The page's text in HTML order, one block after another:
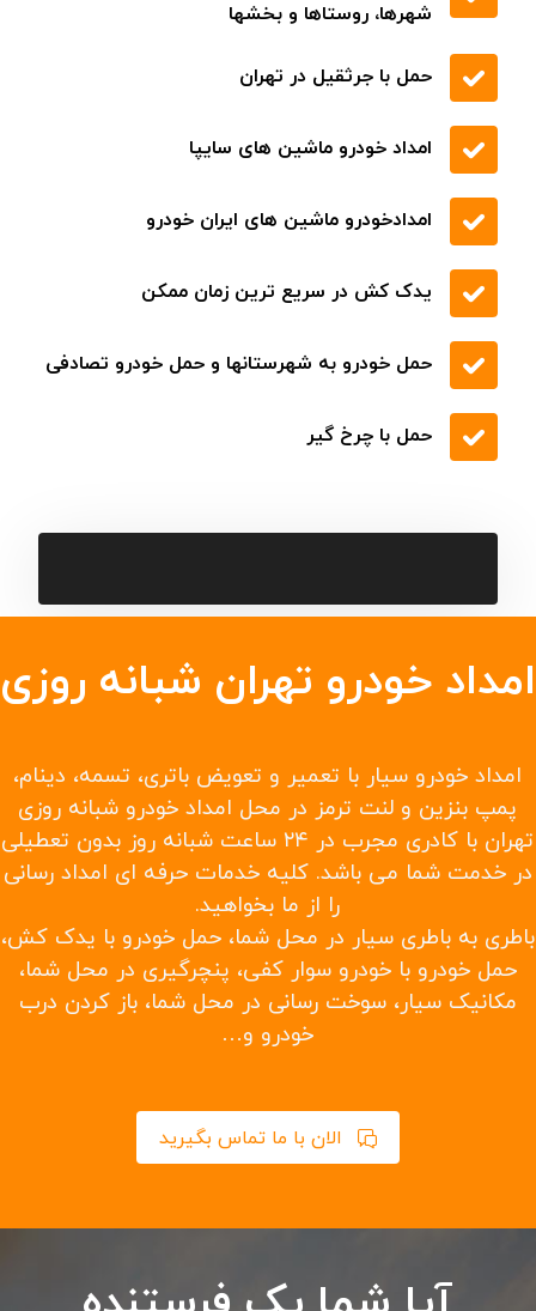
شهرها، روستاها و بخشها
حمل با جرثقیل در تهران
امداد خودرو ماشین های سایپا
امدادخودرو ماشین های ایران خودرو
یدک کش در سریع ترین زمان ممکن
حمل خودرو به شهرستانها و حمل خودرو تصادفی
حمل با چرخ گیر
امداد خودرو تهران شبانه روزی
امداد خودرو سیار با تعمیر و تعویض باتری، تسمه، دینام،
پمپ بنزین و لنت ترمز در محل امداد خودرو شبانه روزی
تهران با کادری مجرب در ۲۴ ساعت شبانه روز بدون تعطیلی
در خدمت شما می باشد. کلیه خدمات حرفه ای امداد رسانی
را از ما بخواهید.
باطری به باطری سیار در محل شما، حمل خودرو با یدک کش،
حمل خودرو با خودرو سوار کفی، پنچرگیری در محل شما،
مکانیک سیار، سوخت رسانی در محل شما، باز کردن درب
خودرو و…
الان با ما تماس بگیرید